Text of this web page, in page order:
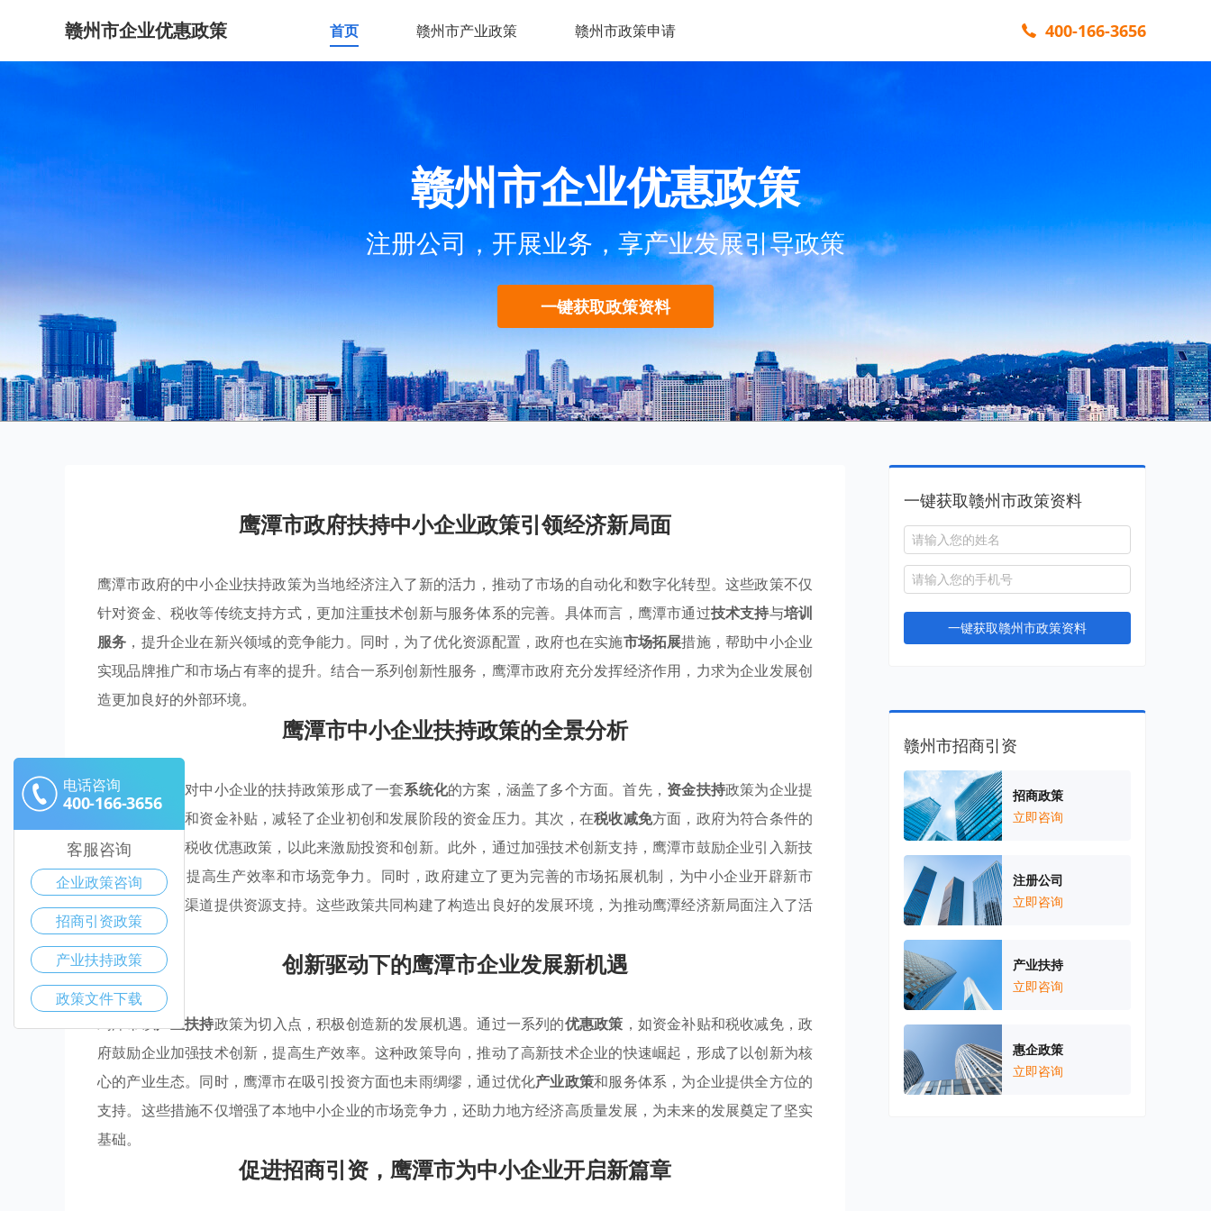
赣州市企业优惠政策 首页 赣州市产业政策 赣州市政策申请 400-166-3656
赣州市企业优惠政策
注册公司，开展业务，享产业发展引导政策
一键获取政策资料
鹰潭市政府扶持中小企业政策引领经济新局面
鹰潭市政府的中小企业扶持政策为当地经济注入了新的活力，推动了市场的自动化和数字化转型。这些政策不仅
针对资金、税收等传统支持方式，更加注重技术创新与服务体系的完善。具体而言，鹰潭市通过技术支持与培训
服务 ，提升企业在新兴领域的竞争能力。同时，为了优化资源配置，政府也在实施市场拓展措施，帮助中小企业
实现品牌推广和市场占有率的提升。结合一系列创新性服务，鹰潭市政府充分发挥经济作用，力求为企业发展创
造更加良好的外部环境。
鹰潭市中小企业扶持政策的全景分析
鹰潭市政府针对中小企业的扶持政策形成了一套系统化的方案，涵盖了多个方面。首先， 资金扶持政策为企业提
供了低利贷款和资金补贴，减轻了企业初创和发展阶段的资金压力。其次，在税收减免方面，政府为符合条件的
中小企业实施税收优惠政策，以此来激励投资和创新。此外，通过加强技术创新支持，鹰潭市鼓励企业引入新技
术、新设备，提高生产效率和市场竞争力。同时，政府建立了更为完善的市场拓展机制，为中小企业开辟新市
场、拓宽销售渠道提供资源支持。这些政策共同构建了构造出良好的发展环境，为推动鹰潭经济新局面注入了活
力。
创新驱动下的鹰潭市企业发展新机遇
鹰潭市以产业扶持政策为切入点，积极创造新的发展机遇。通过一系列的优惠政策 ，如资金补贴和税收减免，政
府鼓励企业加强技术创新，提高生产效率。这种政策导向，推动了高新技术企业的快速崛起，形成了以创新为核
心的产业生态。同时，鹰潭市在吸引投资方面也未雨绸缪，通过优化产业政策和服务体系，为企业提供全方位的
支持。这些措施不仅增强了本地中小企业的市场竞争力，还助力地方经济高质量发展，为未来的发展奠定了坚实
基础。
促进招商引资，鹰潭市为中小企业开启新篇章
一键获取赣州市政策资料
一键获取赣州市政策资料
赣州市招商引资
招商政策
立即咨询
注册公司
立即咨询
产业扶持
立即咨询
惠企政策
立即咨询
电话咨询
400-166-3656
客服咨询
企业政策咨询
招商引资政策
产业扶持政策
政策文件下载